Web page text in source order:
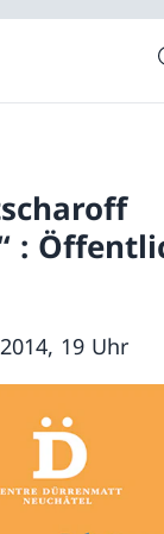
:
19 Uhr